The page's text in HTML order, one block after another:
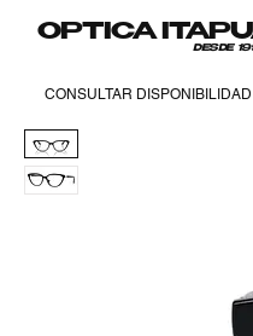
OPTICA
DESDE
CONSULTAR